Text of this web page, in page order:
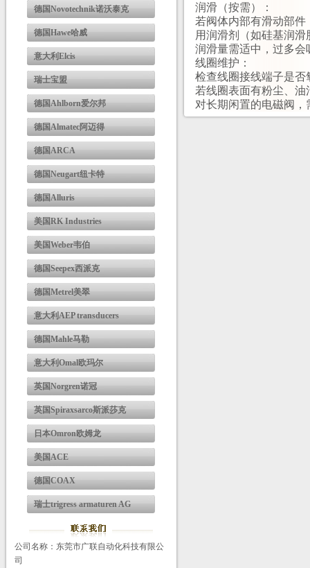
德国Novotechnik诺沃泰克
德国Hawe哈威
意大利Elcis
瑞士宝盟
德国Ahlborn爱尔邦
德国Almatec阿迈得
德国ARCA
德国Neugart纽卡特
德国Alluris
美国RK Industries
美国Weber韦伯
德国Seepex西派克
德国Metrel美翠
意大利AEP transducers
德国Mahle马勒
意大利Omal欧玛尔
英国Norgren诺冠
英国Spiraxsarco斯派莎克
日本Omron欧姆龙
美国ACE
德国COAX
瑞士trigress armaturen AG
公司名称：东莞市广联自动化科技有限公
司
润滑（按需）：
若阀体内部有滑动部
用润滑剂（如硅基润
润滑量需适中，过多
线圈维护：
检查线圈接线端子是
若线圈表面有粉尘、
对长期闲置的电磁阀，